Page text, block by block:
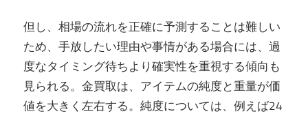
但し、相場の流れを正確に予測することは難しい
ため、手放したい理由や事情がある場合には、過
度なタイミング待ちより確実性を重視する傾向も
見られる。金買取は、アイテムの純度と重量が価
値を大きく左右する。純度については、例えば24